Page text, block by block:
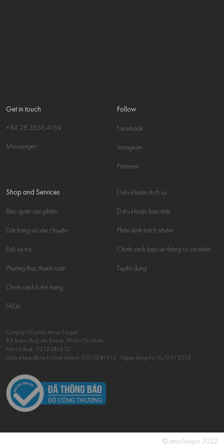
Get in touch
+84 28 3636 4169
Messenger
Follow
Facebook
Instagram
Pinterest
Shop and Services
Bảo quản sản phẩm
Đặt hàng và vận chuyển
Đổi và trả
Phương thức thanh toán
Chính sách kiểm hàng
FAQs
Điều khoản dịch vụ
Điều khoản bảo mật
Phân định trách nhiệm
Chính sách bảo vệ thông tin cá nhân
Tuyển dụng
Công ty Cổ phần Amai Saigon
83 Xuân Thuỷ, An Khánh, TP.Hồ Chí Minh
Mã số thuế: 0312281412
Giấy phép đăng ký kinh doanh: 0312281412 - Ngày đăng ký 16/05/2013
© amaiSaigon 2022